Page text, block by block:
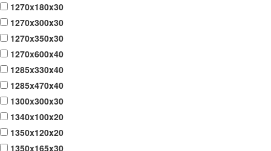
1270x180x30
1270x300x30
1270x350x30
1270x600x40
1285x330x40
1285x470x40
1300x300x30
1340x100x20
1350x120x20
1350x165x30